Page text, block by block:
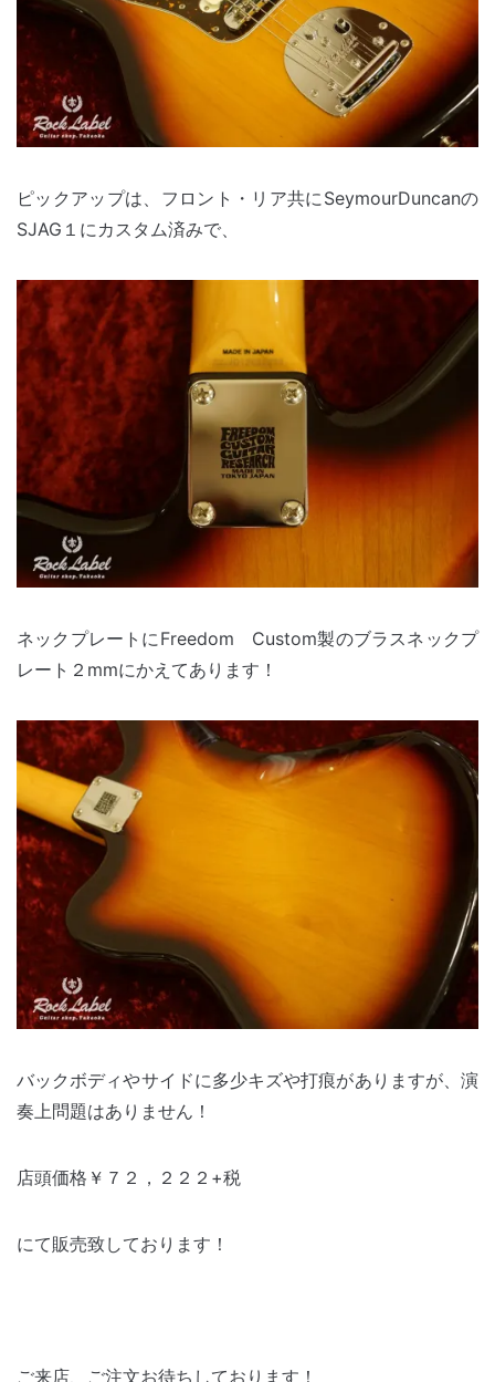
ピックアップは、フロント・リア共にSeymourDuncanの
SJAG１にカスタム済みで、
ネックプレートにFreedom Custom製のブラスネックプ
レート２mmにかえてあります！
バックボディやサイドに多少キズや打痕がありますが、演
奏上問題はありません！
店頭価格￥７２，２２２+税
にて販売致しております！
ご来店、ご注文お待ちしております！